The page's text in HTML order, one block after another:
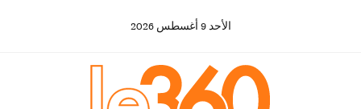
الأحد 9 أغسطس 2026